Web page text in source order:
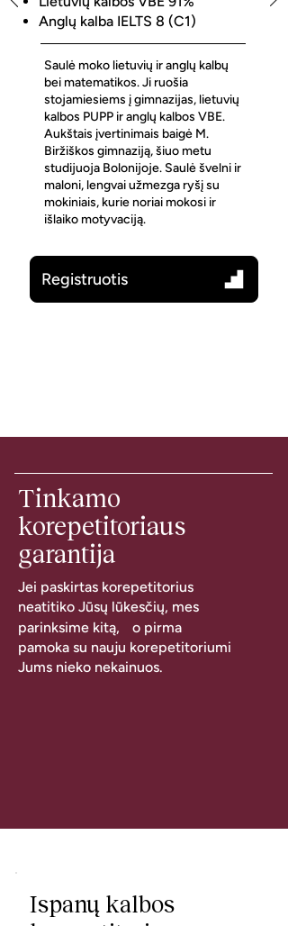
Anglų kalba IELTS 8 (C1)
Saulė moko lietuvių ir anglų kalbų
bei matematikos. Ji ruošia
stojamiesiems į gimnazijas, lietuvių
kalbos PUPP ir anglų kalbos VBE.
Aukštais įvertinimais baigė M.
Biržiškos gimnaziją, šiuo metu
studijuoja Bolonijoje. Saulė švelni ir
maloni, lengvai užmezga ryšį su
mokiniais, kurie noriai mokosi ir
išlaiko motyvaciją.
Registruotis
Tinkamo
korepetitoriaus
garantija
Jei paskirtas korepetitorius
neatitiko Jūsų lūkesčių, mes
parinksime kitą, o pirma
pamoka su nauju korepetitoriumi
Jums nieko nekainuos.
Ispanų kalbos